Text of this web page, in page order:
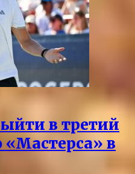
в третий
«Мастерса» в